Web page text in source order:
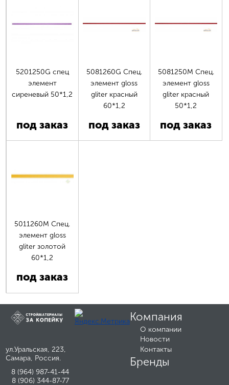
5201250G спец
элемент
сиреневый 50*1,2
под заказ
5081260G Спец.
элемент gloss
gliter красный
60*1,2
под заказ
5081250М Спец.
элемент gloss
gliter красный
50*1,2
под заказ
5011260М Спец.
элемент gloss
gliter золотой
60*1,2
под заказ
ул.Уральская, 223,
Самара, Россия.
8 (964) 987-41-44
8 (906) 344-87-77
Компания
О компании
Новости
Контакты
Бренды